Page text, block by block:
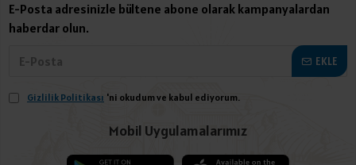
E-Posta adresinizle bültene abone olarak kampanyalardan
haberdar olun.
EKLE
Gizlilik Politikası 'ni okudum ve kabul ediyorum.
Mobil Uygulamalarımız